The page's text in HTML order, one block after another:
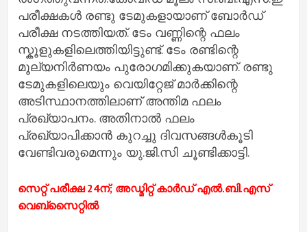
പരീക്ഷകള്‍ രണ്ടു ടേമുകളായാണ് ബോര്‍ഡ്
പരീക്ഷ നടത്തിയത്. ടേം വണ്ണിന്റെ ഫലം
സ്കൂളുകളിലെത്തിയിട്ടുണ്ട്. ടേം രണ്ടിന്റെ
മൂല്യനിര്‍ണയം പുരോഗമിക്കുകയാണ്. രണ്ടു
ടേമുകളിലെയും വെയിറ്റേജ് മാര്‍ക്കിന്റെ
അടിസ്ഥാനത്തിലാണ് അന്തിമ ഫലം
പ്രഖ്യാപനം. അതിനാല്‍ ഫലം
പ്രഖ്യാപിക്കാന്‍ കുറച്ചു ദിവസങ്ങള്‍കൂടി
വേണ്ടിവരുമെന്നും യു.ജി.സി ചൂണ്ടിക്കാട്ടി.
സെറ്റ് പരീക്ഷ 24ന്; അഡ്മിറ്റ് കാര്‍ഡ് എല്‍.ബി.എസ്
വെബ്‌സൈറ്റില്‍